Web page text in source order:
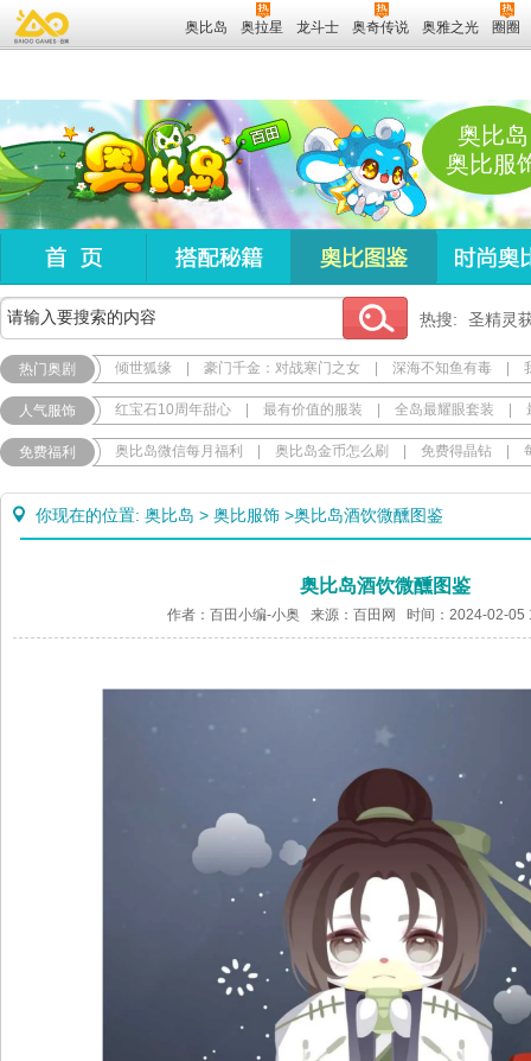
奥比岛 奥拉星 龙斗士 奥奇传说 奥雅之光 圈圈
奥比岛
奥比服
热搜: 圣精灵
热门奥剧 倾世狐缘 豪门千金：对战寒门之女 深海不知鱼有毒
人气服饰 红宝石10周年甜心 最有价值的服装 全岛最耀眼套装
免费福利 奥比岛微信每月福利 奥比岛金币怎么刷 免费得晶钻
你现在的位置: 奥比岛 > 奥比服饰 >奥比岛酒饮微醺图鉴
奥比岛酒饮微醺图鉴
作者：百田小编-小奥 来源：百田网 时间：2024-02-